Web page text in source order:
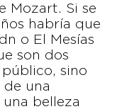
Mozart. Si se
habría que
o El Mesías
son dos
sino
de una
belleza